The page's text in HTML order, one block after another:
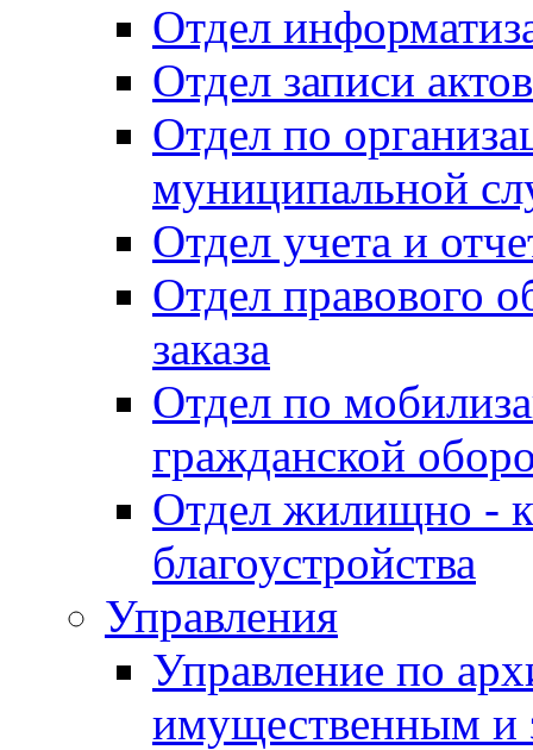
Отдел
Отдел записи
Отдел по
муниципальной
Отдел учета и
Отдел правового
заказа
Отдел по
гражданской
Отдел жилищно -
благоустройства
Управления
Управление по
имущественным и